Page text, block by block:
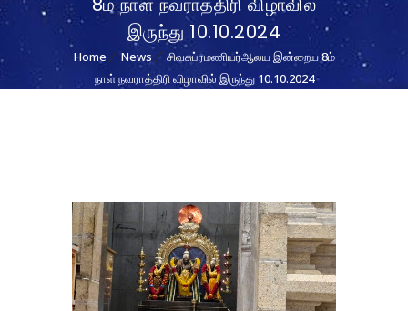
இருந்து 10.10.2024
Home News
சிவசுப்ரமணியர்ஆலய இன்றைய 8ம்
நாள் நவராத்திரி விழாவில் இருந்து 10.10.2024